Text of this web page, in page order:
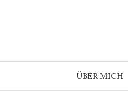
ÜBER MICH